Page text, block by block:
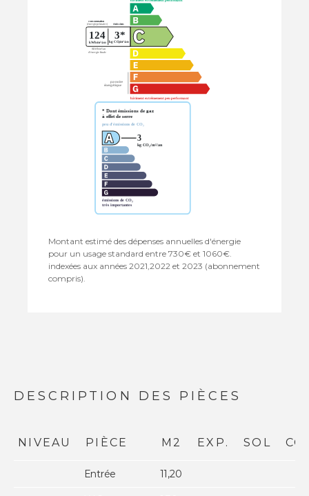
Montant estimé des dépenses annuelles d'énergie
pour un usage standard entre 730€ et 1060€.
indexées aux années 2021,2022 et 2023 (abonnement
compris).
DESCRIPTION DES PIÈCES
NIVEAU PIÈCE M2 EXP. SOL
Entrée 11,20